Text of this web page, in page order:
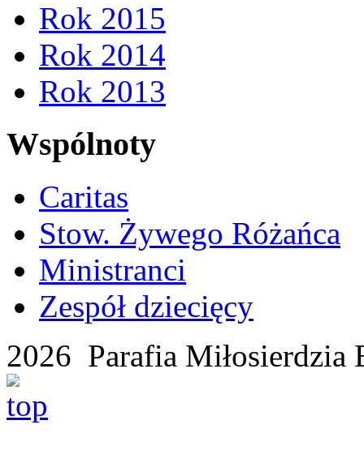
Rok 2015
Rok 2014
Rok 2013
Wspólnoty
Caritas
Stow. Żywego Różańca
Ministranci
Zespół dziecięcy
2026 Parafia Miłosierdzia